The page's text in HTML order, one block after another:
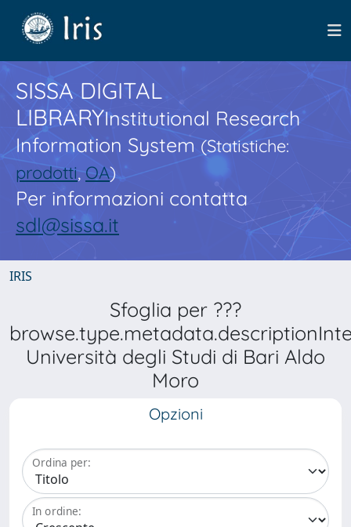
SISSA DIGITAL
LIBRARYInstitutional Research
Information System(Statistiche:
prodotti,OA)
Per informazioni contatta
sdl@sissa.it
IRIS
Sfoglia per ???
Università degli Studi di Bari Aldo
Moro
Opzioni
Ordina per:
In ordine: